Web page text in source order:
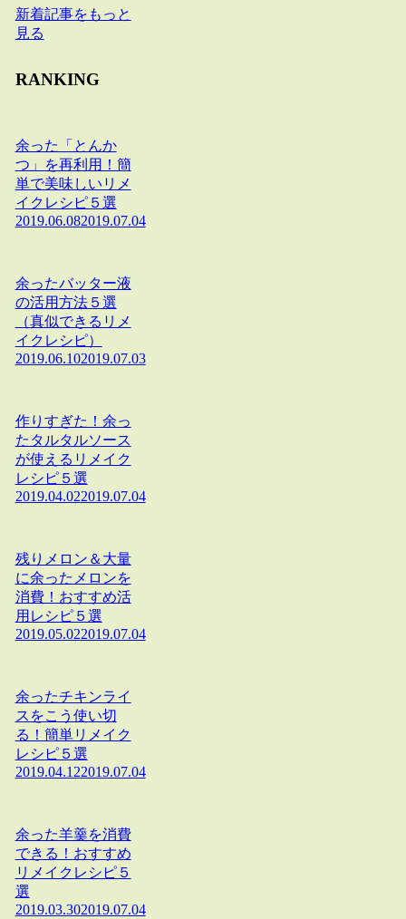
新着記事をもっと
見る
RANKING
余った「とんか
つ」を再利用！簡
単で美味しいリメ
イクレシピ５選
2019.06.082019.07.04
余ったバッター液
の活用方法５選
（真似できるリメ
イクレシピ）
2019.06.102019.07.03
作りすぎた！余っ
たタルタルソース
が使えるリメイク
レシピ５選
2019.04.022019.07.04
残りメロン＆大量
に余ったメロンを
消費！おすすめ活
用レシピ５選
2019.05.022019.07.04
余ったチキンライ
スをこう使い切
る！簡単リメイク
レシピ５選
2019.04.122019.07.04
余った羊羹を消費
できる！おすすめ
リメイクレシピ５
選
2019.03.302019.07.04